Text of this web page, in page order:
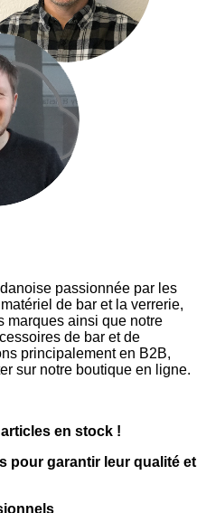
passionnée par les
de bar et la verrerie,
marques ainsi que notre
de bar et de
principalement en B2B,
sur notre boutique en ligne.
en stock !
pour garantir leur qualité et